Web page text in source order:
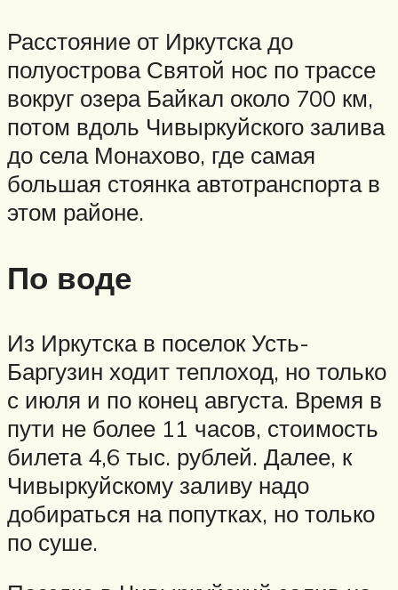
Расстояние от Иркутска до
полуострова Святой нос по трассе
вокруг озера Байкал около 700 км,
потом вдоль Чивыркуйского залива
до села Монахово, где самая
большая стоянка автотранспорта в
этом районе.
По воде
Из Иркутска в поселок Усть-
Баргузин ходит теплоход, но только
с июля и по конец августа. Время в
пути не более 11 часов, стоимость
билета 4,6 тыс. рублей. Далее, к
Чивыркуйскому заливу надо
добираться на попутках, но только
по суше.